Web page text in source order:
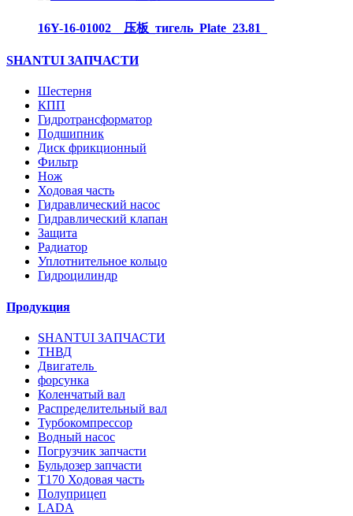
16Y-16-01002__压板_тигель_Plate_23.81_
SHANTUI ЗАПЧАСТИ
Шестерня
КПП
Гидротрансформатор
Подшипник
Диск фрикционный
Фильтр
Нож
Ходовая часть
Гидравлический насос
Гидравлический клапан
Защита
Радиатор
Уплотнительное кольцо
Гидроцилиндр
Продукция
SHANTUI ЗАПЧАСТИ
ТНВД
Двигатель
форсунка
Коленчатый вал
Распределительный вал
Турбокомпрессор
Водный насос
Погрузчик запчасти
Бульдозер запчасти
T170 Ходовая часть
Полуприцеп
LADA